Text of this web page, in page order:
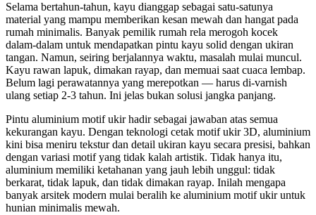
Selama bertahun-tahun, kayu dianggap sebagai satu-satunya
material yang mampu memberikan kesan mewah dan hangat pada
rumah minimalis. Banyak pemilik rumah rela merogoh kocek
dalam-dalam untuk mendapatkan pintu kayu solid dengan ukiran
tangan. Namun, seiring berjalannya waktu, masalah mulai muncul.
Kayu rawan lapuk, dimakan rayap, dan memuai saat cuaca lembap.
Belum lagi perawatannya yang merepotkan — harus di-varnish
ulang setiap 2-3 tahun. Ini jelas bukan solusi jangka panjang.
Pintu aluminium motif ukir hadir sebagai jawaban atas semua
kekurangan kayu. Dengan teknologi cetak motif ukir 3D, aluminium
kini bisa meniru tekstur dan detail ukiran kayu secara presisi, bahkan
dengan variasi motif yang tidak kalah artistik. Tidak hanya itu,
aluminium memiliki ketahanan yang jauh lebih unggul: tidak
berkarat, tidak lapuk, dan tidak dimakan rayap. Inilah mengapa
banyak arsitek modern mulai beralih ke aluminium motif ukir untuk
hunian minimalis mewah.